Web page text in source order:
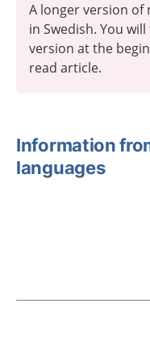
A longer version of
in Swedish. You
version at the
read article.
Information
languages